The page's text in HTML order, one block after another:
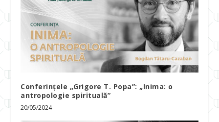
Conferințele „Grigore T. Popa”: „Inima: o
antropologie spirituală”
20/05/2024